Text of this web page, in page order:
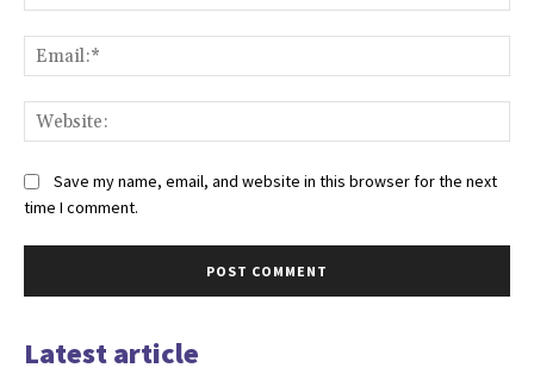
Save my name, email, and website in this browser for the next
time I comment.
Latest article